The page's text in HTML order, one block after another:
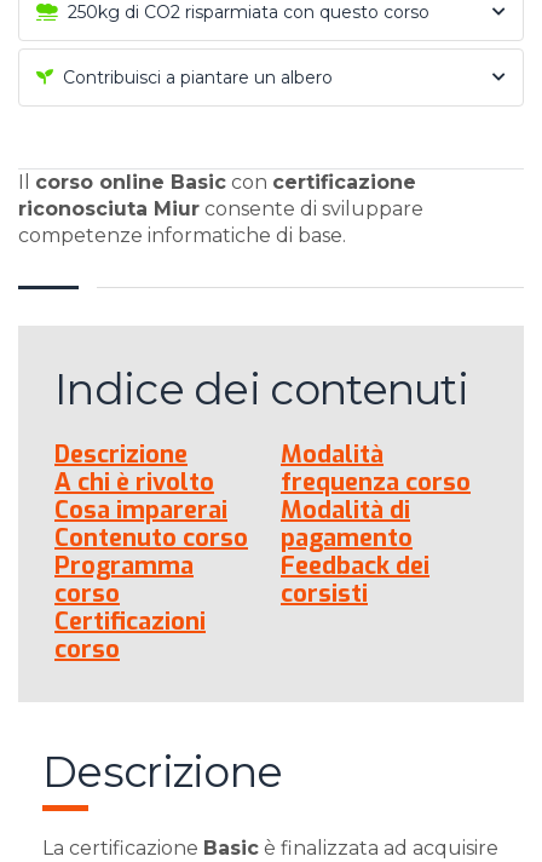
250kg di CO2 risparmiata con questo corso
Contribuisci a piantare un albero
corso online Basic con certificazione
riconosciuta Miur consente di sviluppare
competenze informatiche di base.
Indice dei contenuti
Descrizione
A chi è rivolto
Cosa imparerai
Contenuto corso
Programma
corso
Certificazioni
corso
Modalità
frequenza corso
Modalità di
pagamento
Feedback dei
corsisti
Descrizione
La certificazione Basic è finalizzata ad acquisire